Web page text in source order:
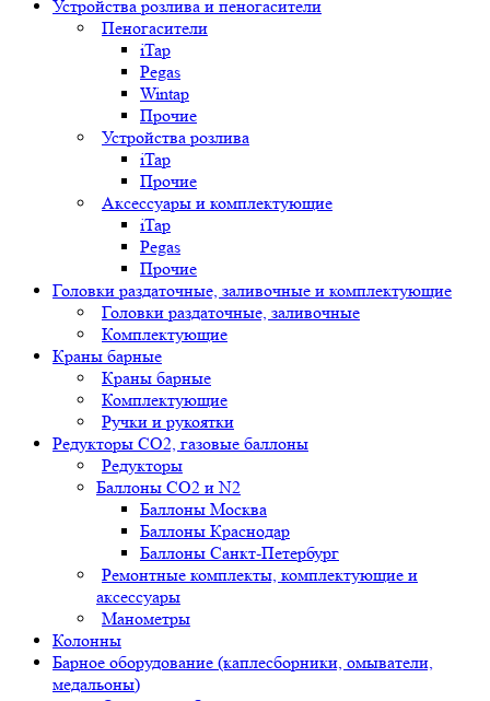
Устройства розлива и пеногасители
Пеногасители
iTap
Pegas
Wintap
Прочие
Устройства розлива
iTap
Прочие
Аксессуары и комплектующие
iTap
Pegas
Прочие
Головки раздаточные, заливочные и комплектующие
Головки раздаточные, заливочные
Комплектующие
Краны барные
Краны барные
Комплектующие
Ручки и рукоятки
Редукторы СО2, газовые баллоны
Редукторы
Баллоны СО2 и N2
Баллоны Москва
Баллоны Краснодар
Баллоны Санкт-Петербург
Ремонтные комплекты, комплектующие и
аксессуары
Манометры
Колонны
Барное оборудование (каплесборники, омыватели,
медальоны)